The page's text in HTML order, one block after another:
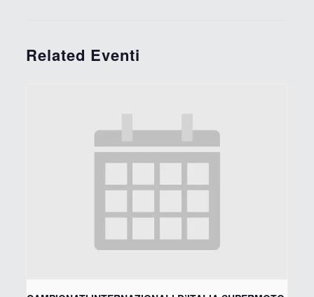
Related Eventi